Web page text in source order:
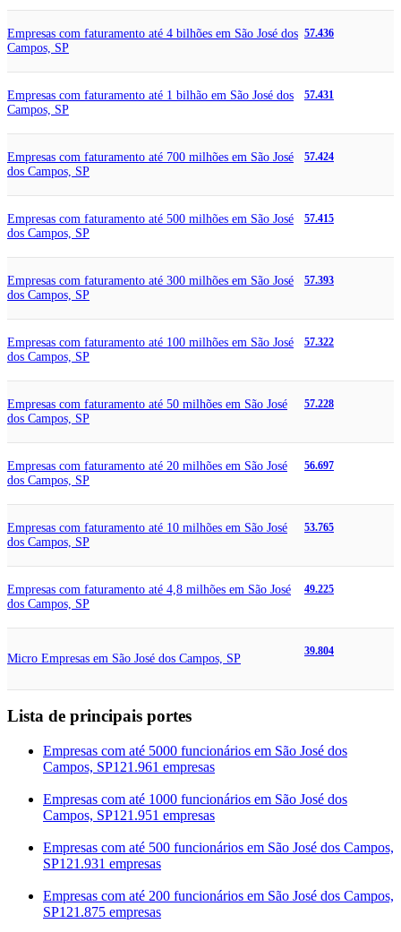
Empresas com faturamento até 4 bilhões em São José dos
Campos, SP
57.436
Empresas com faturamento até 1 bilhão em São José dos
Campos, SP
57.431
Empresas com faturamento até 700 milhões em São José
dos Campos, SP
57.424
Empresas com faturamento até 500 milhões em São José
dos Campos, SP
57.415
Empresas com faturamento até 300 milhões em São José
dos Campos, SP
57.393
Empresas com faturamento até 100 milhões em São José
dos Campos, SP
57.322
Empresas com faturamento até 50 milhões em São José
dos Campos, SP
57.228
Empresas com faturamento até 20 milhões em São José
dos Campos, SP
56.697
Empresas com faturamento até 10 milhões em São José
dos Campos, SP
53.765
Empresas com faturamento até 4,8 milhões em São José
dos Campos, SP
49.225
Micro Empresas em São José dos Campos, SP
39.804
Lista de principais portes
Empresas com até 5000 funcionários em São José dos
Campos, SP121.961 empresas
Empresas com até 1000 funcionários em São José dos
Campos, SP121.951 empresas
Empresas com até 500 funcionários em São José dos Campos,
SP121.931 empresas
Empresas com até 200 funcionários em São José dos Campos,
SP121.875 empresas